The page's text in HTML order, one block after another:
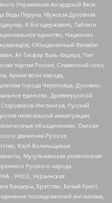
Управления Асгардской Веси
Веды Перуна, Мужская Духовная
К Богодержавию, Таблиги
единство, Национал-
Объединенный Вилайат
Ат-Такфир Валь-Хиджра, Пит
партия России, Славянский союз,
Армия воли народа,
города Череповца, Духовно-
единство, Древнерусской
Инглингов, Русский
нелегальной иммиграции,
объединениях, Омская
движения Русское
Клуб Болельщиков
Мусульманская религиозная
Русского народа
- УНСО, Украинская
Бандеры, Братство, Белый Крест,
последователей инглиизма,